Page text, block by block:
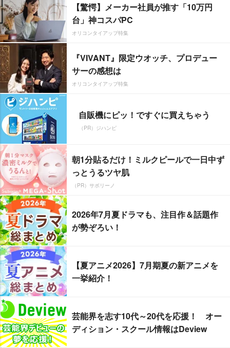
【驚愕】メーカー社員が推す「10万円
台」神コスパPC
オリコンタイアップ特集
『VIVANT』限定ウオッチ、プロデュー
サーの感想は
オリコンタイアップ特集
自販機にピッ！ですぐに買えちゃう
（PR）ジハンピ
朝1分貼るだけ！ミルクピールで一日中ず
っとうるツヤ肌
（PR）サボリーノ
2026年7月夏ドラマも、注目作＆話題作
が勢ぞろい！
【夏アニメ2026】7月期夏の新アニメを
一挙紹介！
芸能界を志す10代～20代を応援！ オー
ディション・スクール情報はDeview